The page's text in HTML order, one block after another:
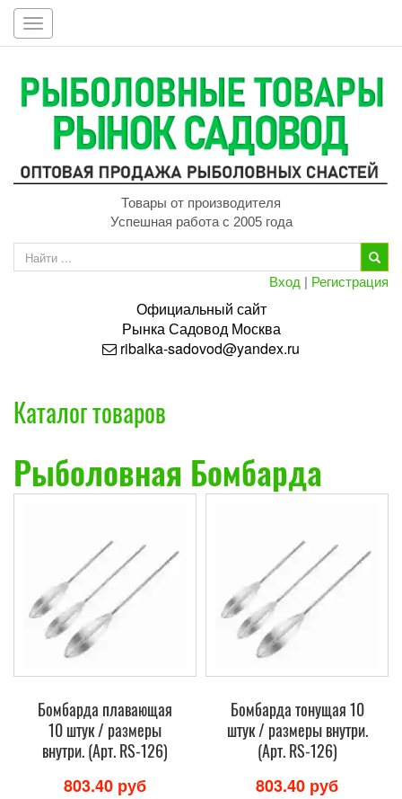
Toggle
navigation
Товары от производителя
Успешная работа с 2005 года
Вход | Регистрация
Официальный сайт
РынкаСадовод Москва
ribalka-sadovod@yandex.ru
Каталог товаров
Рыболовная Бомбарда
Бомбарда плавающая
10 штук / размеры
внутри. (Арт. RS-126)
803.40 руб
Бомбарда тонущая 10
штук / размеры внутри.
(Арт. RS-126)
803.40 руб